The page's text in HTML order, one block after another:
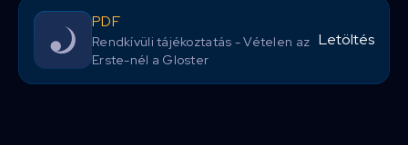
PDF
Rendkívüli tájékoztatás - Vételen az
Erste-nél a Gloster
Letöltés